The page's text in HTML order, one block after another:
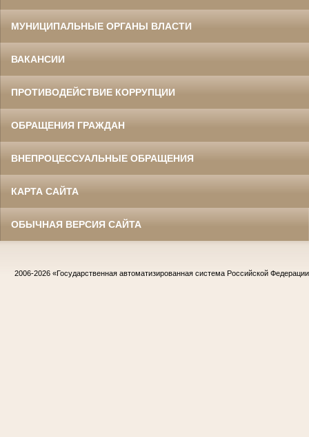
МУНИЦИПАЛЬНЫЕ ОРГАНЫ ВЛАСТИ
ВАКАНСИИ
ПРОТИВОДЕЙСТВИЕ КОРРУПЦИИ
ОБРАЩЕНИЯ ГРАЖДАН
ВНЕПРОЦЕССУАЛЬНЫЕ ОБРАЩЕНИЯ
КАРТА САЙТА
ОБЫЧНАЯ ВЕРСИЯ САЙТА
2006-2026 «Государственная автоматизированная система Российской